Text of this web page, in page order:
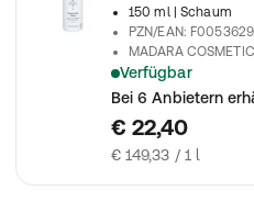
150 ml
| Schaum
PZN/EAN:
MADARA
Verfügbar
Gesichtsschaum, der
Bei 6 Anbietern
€ 22,40
€ 149,33 / 1 l